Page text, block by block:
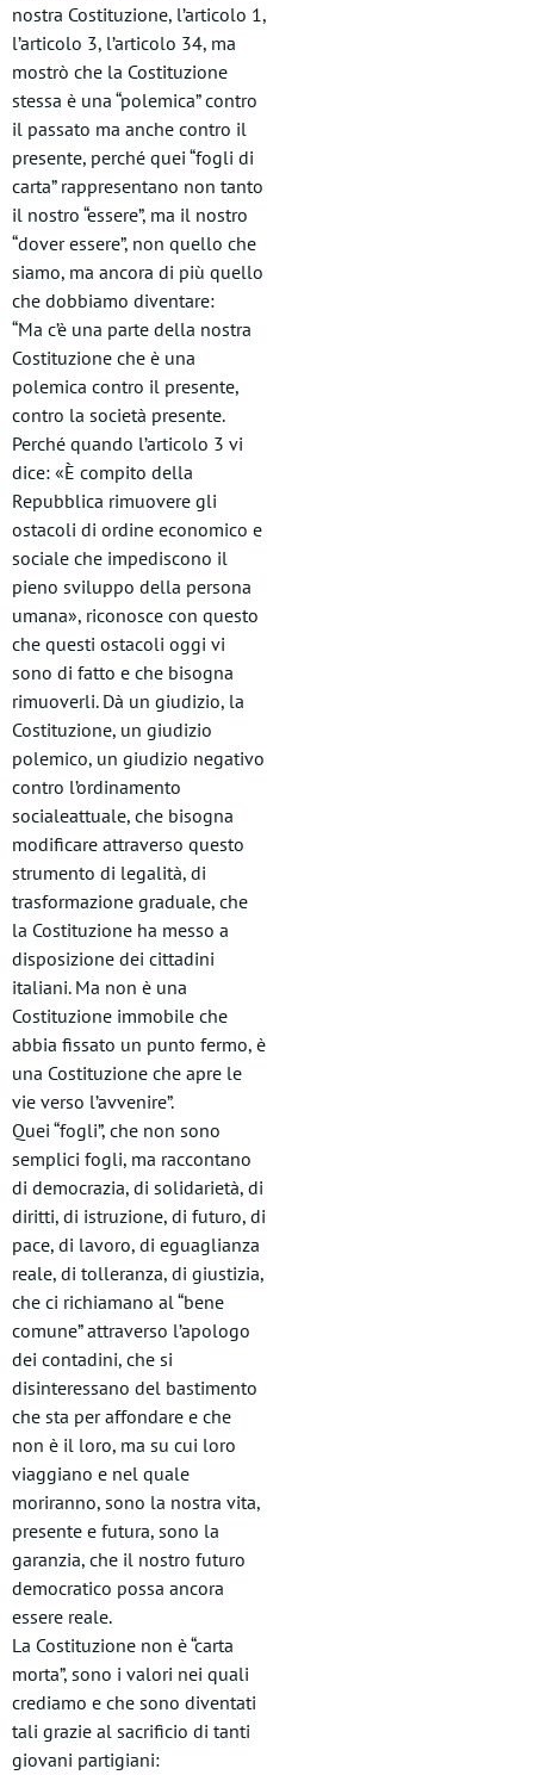
nostra Costituzione, l’articolo 1,
l’articolo 3, l’articolo 34, ma
mostrò che la Costituzione
stessa è una “polemica” contro
il passato ma anche contro il
presente, perché quei “fogli di
carta” rappresentano non tanto
il nostro “essere”, ma il nostro
“dover essere”, non quello che
siamo, ma ancora di più quello
che dobbiamo diventare:
“Ma c’è una parte della nostra
Costituzione che è una
polemica contro il presente,
contro la società presente.
Perché quando l’articolo 3 vi
dice: «È compito della
Repubblica rimuovere gli
ostacoli di ordine economico e
sociale che impediscono il
pieno sviluppo della persona
umana», riconosce con questo
che questi ostacoli oggi vi
sono di fatto e che bisogna
rimuoverli. Dà un giudizio, la
Costituzione, un giudizio
polemico, un giudizio negativo
contro l’ordinamento
socialeattuale, che bisogna
modificare attraverso questo
strumento di legalità, di
trasformazione graduale, che
la Costituzione ha messo a
disposizione dei cittadini
italiani. Ma non è una
Costituzione immobile che
abbia fissato un punto fermo, è
una Costituzione che apre le
vie verso l’avvenire”.
Quei “fogli”, che non sono
semplici fogli, ma raccontano
di democrazia, di solidarietà, di
diritti, di istruzione, di futuro, di
pace, di lavoro, di eguaglianza
reale, di tolleranza, di giustizia,
che ci richiamano al “bene
comune” attraverso l’apologo
dei contadini, che si
disinteressano del bastimento
che sta per affondare e che
non è il loro, ma su cui loro
viaggiano e nel quale
moriranno, sono la nostra vita,
presente e futura, sono la
garanzia, che il nostro futuro
democratico possa ancora
essere reale.
La Costituzione non è “carta
morta”, sono i valori nei quali
crediamo e che sono diventati
tali grazie al sacrificio di tanti
giovani partigiani: